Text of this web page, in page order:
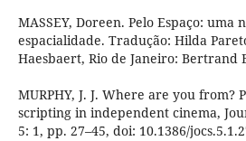
MASSEY, Doreen. Pelo Espaço: uma
espacialidade. Tradução: Hilda
Haesbaert, Rio de Janeiro: Bertrand
MURPHY, J. J. Where are you from?
scripting in independent cinema,
5: 1, pp. 27–45, doi: 10.1386/